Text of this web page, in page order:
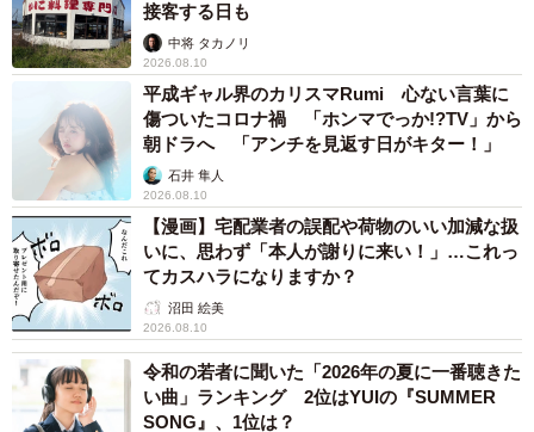
接客する日も
中将 タカノリ
2026.08.10
平成ギャル界のカリスマRumi 心ない言葉に
傷ついたコロナ禍 「ホンマでっか!?TV」から
朝ドラへ 「アンチを見返す日がキター！」
石井 隼人
2026.08.10
【漫画】宅配業者の誤配や荷物のいい加減な扱
いに、思わず「本人が謝りに来い！」…これっ
てカスハラになりますか？
沼田 絵美
2026.08.10
令和の若者に聞いた「2026年の夏に一番聴きた
い曲」ランキング 2位はYUIの『SUMMER
SONG』、1位は？